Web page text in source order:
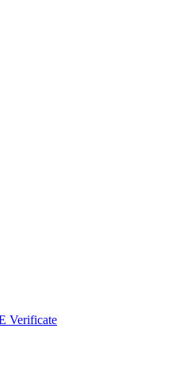
Verificate